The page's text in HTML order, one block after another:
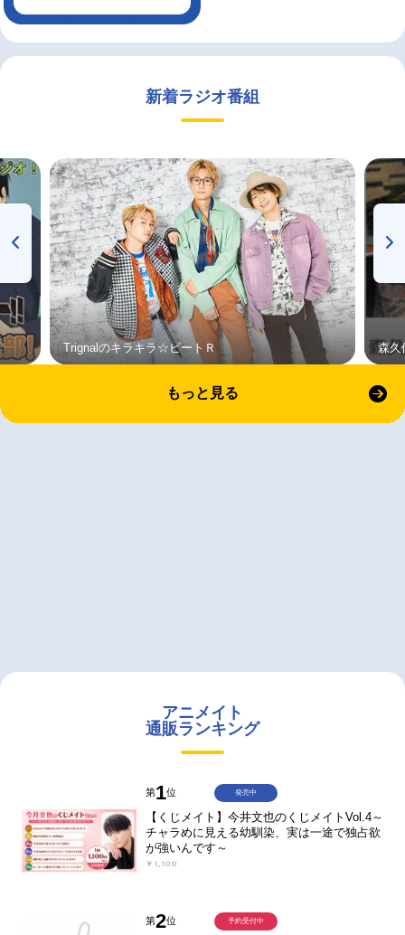
新着ラジオ番組
Trignalのキラキラ☆ビートＲ 森久
もっと見る
アニメイト
通販ランキング
第1位
【くじメイト】今井文也のくじメイトVol.4～
チャラめに見える幼馴染、実は一途で独占欲
が強いんです～
￥1,100
発売中
第2位 予約受付中